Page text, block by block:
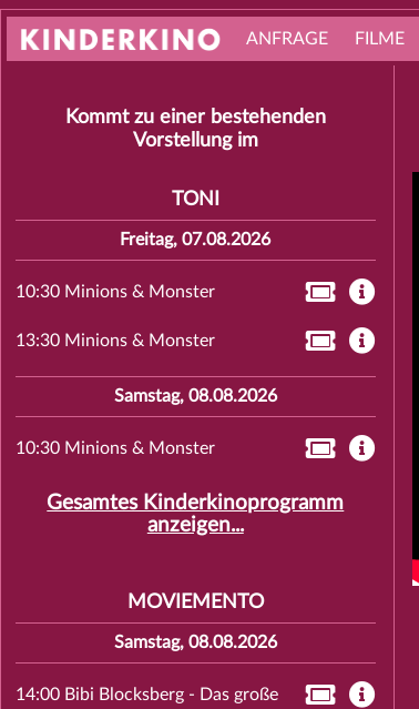
ANFRAGE FILME
Kommt zu einer bestehenden
Vorstellung im
TONI
Freitag, 07.08.2026
10:30 Minions & Monster
13:30 Minions & Monster
Samstag, 08.08.2026
10:30 Minions & Monster
Gesamtes Kinderkinoprogramm
anzeigen...
MOVIEMENTO
Samstag, 08.08.2026
14:00 Bibi Blocksberg - Das große